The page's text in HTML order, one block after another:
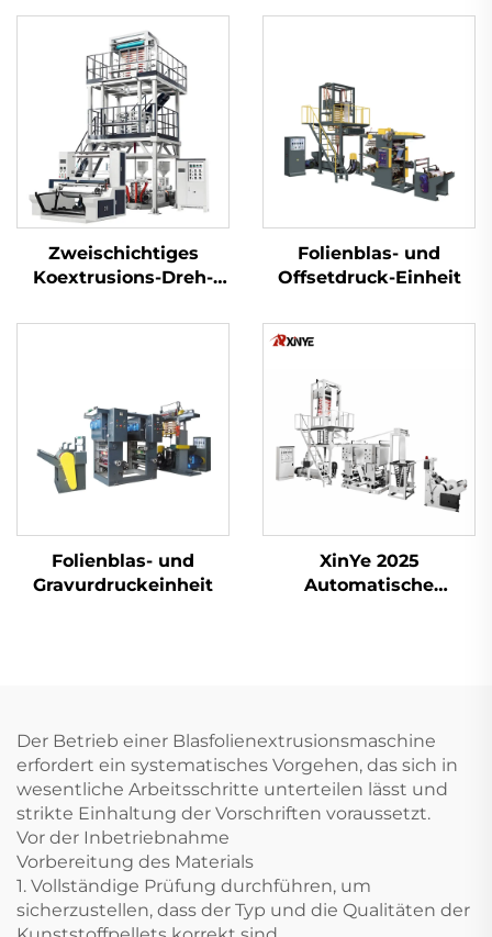
Zweischichtiges
Koextrusions-Dreh-
Folienblasanlagen-Set
Folienblas- und
Offsetdruck-Einheit
Folienblas- und
Gravurdruckeinheit
XinYe 2025
Automatische
Der Betrieb einer Blasfolienextrusionsmaschine
erfordert ein systematisches Vorgehen, das sich in
wesentliche Arbeitsschritte unterteilen lässt und
strikte Einhaltung der Vorschriften voraussetzt.
Vor der Inbetriebnahme
Vorbereitung des Materials
1. Vollständige Prüfung durchführen, um
sicherzustellen, dass der Typ und die Qualitäten der